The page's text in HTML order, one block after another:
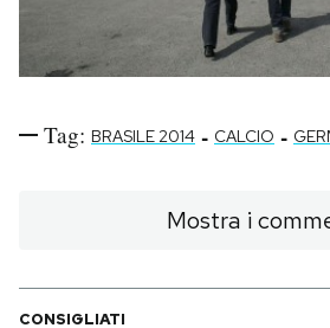
Tag: BRASILE 2014 - CALCIO -
Mostra i
CONSIGLIATI